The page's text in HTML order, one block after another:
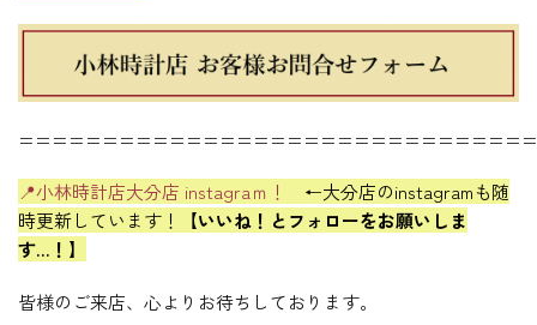
📍小林時計店大分店 instagraｍ！
←大分店のinstagramも随
時更新しています！
【いいね！とフォローをお願いしま
す…！】
皆様のご来店、心よりお待ちしております。